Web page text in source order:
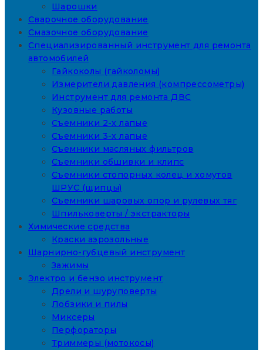
Шарошки
Сварочное оборудование
Смазочное оборудование
Специализированный инструмент для ремонта
автомобилей
Гайкоколы (гайколомы)
Измерители давления (компрессометры)
Инструмент для ремонта ДВС
Кузовные работы
Съемники 2-х лапые
Съемники 3-х лапые
Съемники масляных фильтров
Съемники обшивки и клипс
Съемники стопорных колец и хомутов
ШРУС (щипцы)
Съемники шаровых опор и рулевых тяг
Шпильковерты / экстракторы
Химические средства
Краски аэрозольные
Шарнирно-губцевый инструмент
Зажимы
Электро и бензо инструмент
Дрели и шуруповерты
Лобзики и пилы
Миксеры
Перфораторы
Триммеры (мотокосы)